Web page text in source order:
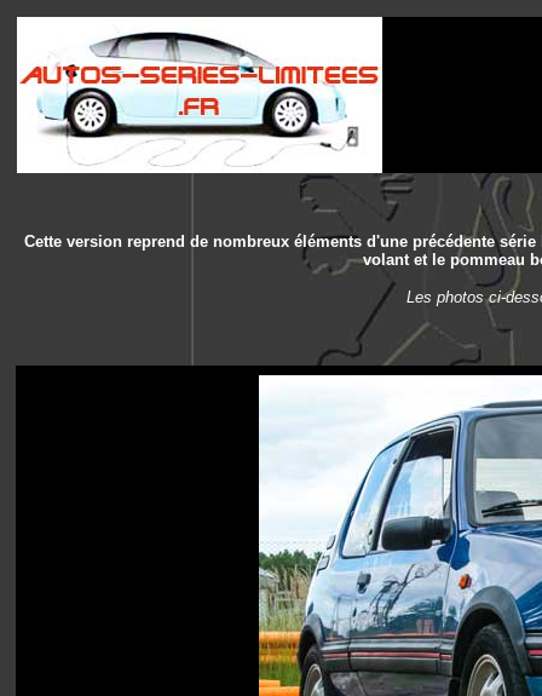
Cette version reprend de nombreux éléments d'une précédente
volant et le pommeau
Les photos ci-